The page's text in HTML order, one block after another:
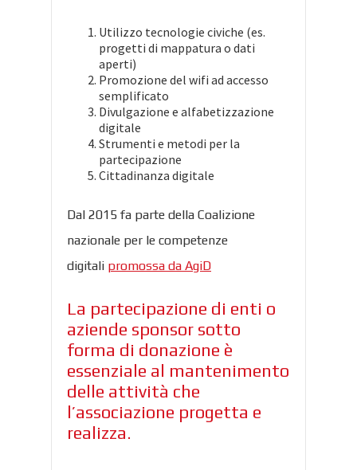
Utilizzo tecnologie civiche (es.
progetti di mappatura o dati
aperti)
Promozione del wifi ad accesso
semplificato
Divulgazione e alfabetizzazione
digitale
Strumenti e metodi per la
partecipazione
Cittadinanza digitale
Dal 2015 fa parte della Coalizione
nazionale per le competenze
digitali promossa da AgiD
La partecipazione di enti o
aziende sponsor sotto
forma di donazione è
essenziale al mantenimento
delle attività che
l’associazione progetta e
realizza.